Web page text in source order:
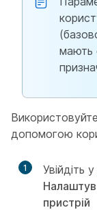
мають
допомогою
1 Увійдіть у
пристрій